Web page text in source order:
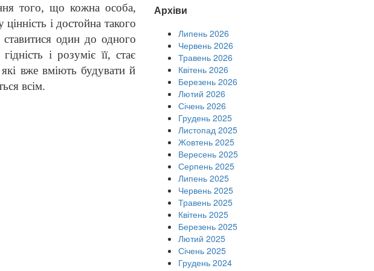
того, що кожна особа,
і достойна такого
один до одного
і розуміє її, стає
вже вміють будувати й
всім.
Архіви
Липень 2026
Червень 2026
Травень 2026
Квітень 2026
Березень 2026
Лютий 2026
Січень 2026
Грудень 2025
Листопад 2025
Жовтень 2025
Вересень 2025
Серпень 2025
Липень 2025
Червень 2025
Травень 2025
Квітень 2025
Березень 2025
Лютий 2025
Січень 2025
Грудень 2024